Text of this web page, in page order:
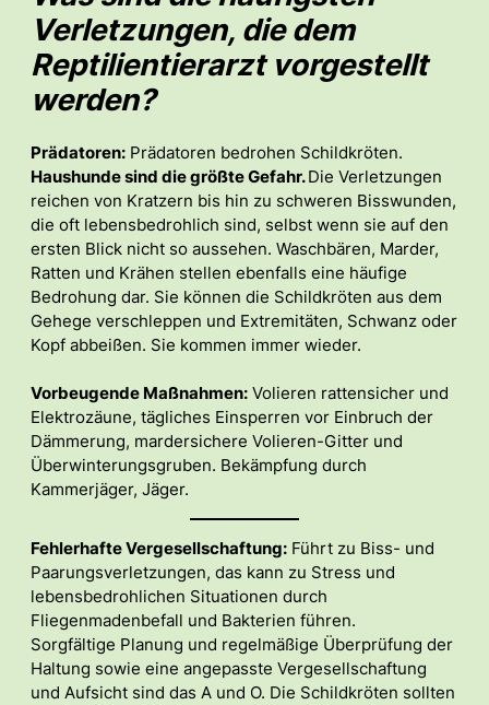
Verletzungen, die dem
Reptilientierarzt vorgestellt
werden?
Prädatoren: Prädatoren bedrohen Schildkröten.
Haushunde sind die größte Gefahr. Die Verletzungen
reichen von Kratzern bis hin zu schweren Bisswunden,
die oft lebensbedrohlich sind, selbst wenn sie auf den
ersten Blick nicht so aussehen. Waschbären, Marder,
Ratten und Krähen stellen ebenfalls eine häufige
Bedrohung dar. Sie können die Schildkröten aus dem
Gehege verschleppen und Extremitäten, Schwanz oder
Kopf abbeißen. Sie kommen immer wieder.
Vorbeugende Maßnahmen: Volieren rattensicher und
Elektrozäune, tägliches Einsperren vor Einbruch der
Dämmerung, mardersichere Volieren-Gitter und
Überwinterungsgruben. Bekämpfung durch
Kammerjäger, Jäger.
Fehlerhafte Vergesellschaftung: Führt zu Biss- und
Paarungsverletzungen, das kann zu Stress und
lebensbedrohlichen Situationen durch
Fliegenmadenbefall und Bakterien führen.
Sorgfältige Planung und regelmäßige Überprüfung der
Haltung sowie eine angepasste Vergesellschaftung
und Aufsicht sind das A und O. Die Schildkröten sollten